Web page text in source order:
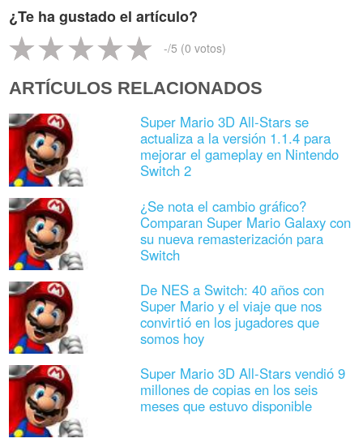
¿Te ha gustado el artículo?
-/5 (0 votos)
ARTÍCULOS RELACIONADOS
Super Mario 3D All-Stars se
actualiza a la versión 1.1.4 para
mejorar el gameplay en Nintendo
Switch 2
¿Se nota el cambio gráfico?
Comparan Super Mario Galaxy con
su nueva remasterización para
Switch
De NES a Switch: 40 años con
Super Mario y el viaje que nos
convirtió en los jugadores que
somos hoy
Super Mario 3D All-Stars vendió 9
millones de copias en los seis
meses que estuvo disponible